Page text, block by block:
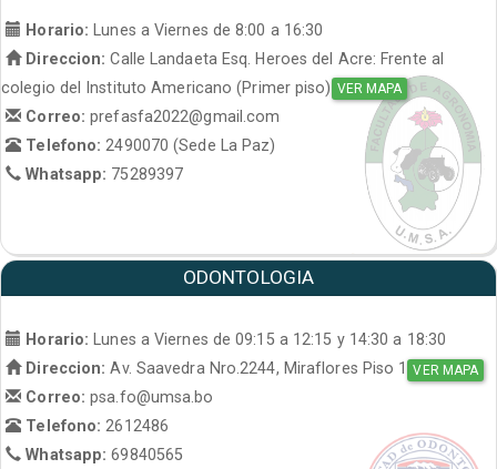
Horario:
Lunes a Viernes de 8:00 a 16:30
Direccion: Calle Landaeta Esq. Heroes del Acre: Frente al
colegio del Instituto Americano (Primer piso) VER MAPA
Correo:prefasfa2022@gmail.com
Telefono: 2490070 (Sede La Paz)
Whatsapp: 75289397
ODONTOLOGIA
Horario: Lunes a Viernes de 09:15 a 12:15 y 14:30 a 18:30
Direccion: Av. Saavedra Nro.2244, Miraflores Piso 1 VER MAPA
Correo:psa.fo@umsa.bo
Telefono:2612486
Whatsapp:69840565